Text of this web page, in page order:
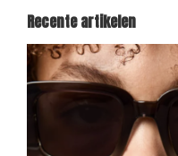
Recente artikelen